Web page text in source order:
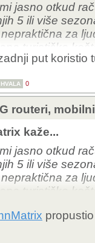
jasno otkud
5 ili više
za
turističke
internet
put koristio
HVALA 0
routeri,
kaže...
jasno otkud
5 ili više
za
turističke